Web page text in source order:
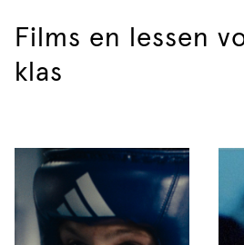
Gesproken taal
Soort film
Films en lessen
klas